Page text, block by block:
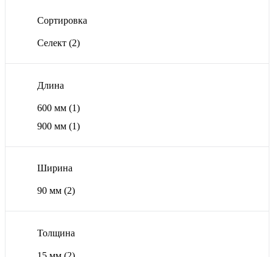
Сортировка
Селект (2)
Длина
600 мм (1)
900 мм (1)
Ширина
90 мм (2)
Толщина